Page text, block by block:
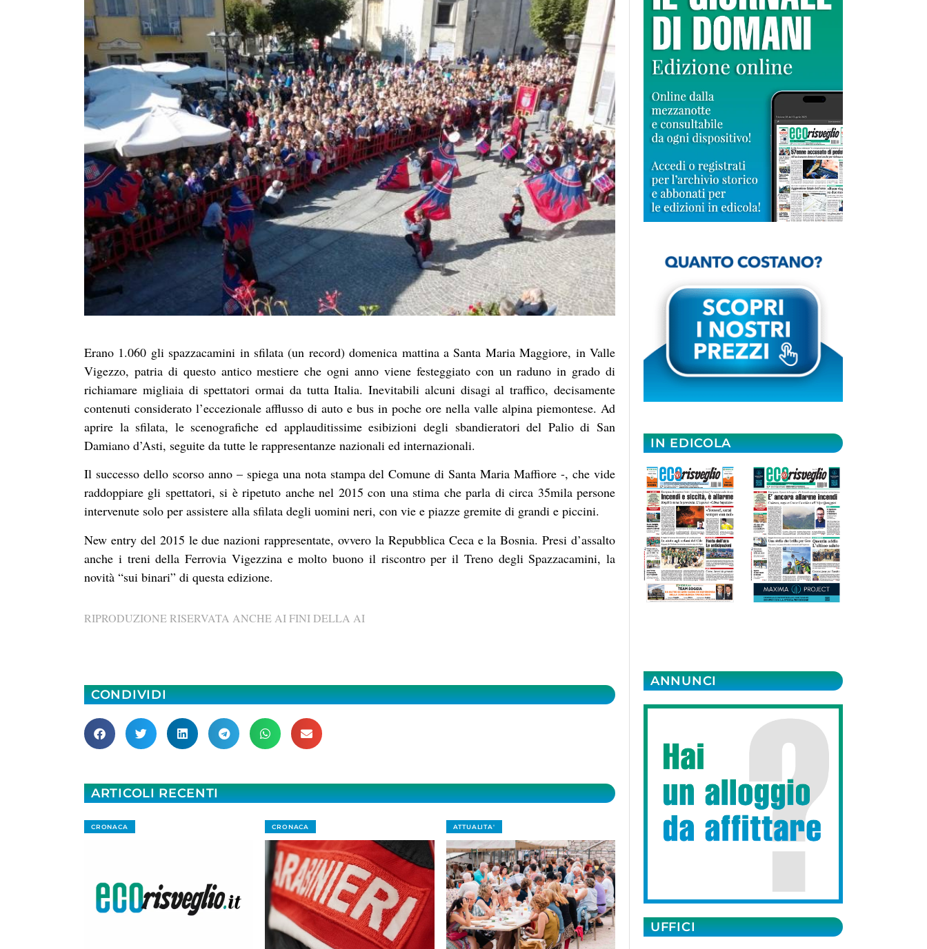
Erano 1.060 gli spazzacamini in sfilata (un record) domenica mattina a Santa Maria Maggiore, in Valle
Vigezzo, patria di questo antico mestiere che ogni anno viene festeggiato con un raduno in grado di
richiamare migliaia di spettatori ormai da tutta Italia. Inevitabili alcuni disagi al traffico, decisamente
contenuti considerato l’eccezionale afflusso di auto e bus in poche ore nella valle alpina piemontese. Ad
aprire la sfilata, le scenografiche ed applauditissime esibizioni degli sbandieratori del Palio di San
Damiano d’Asti, seguite da tutte le rappresentanze nazionali ed internazionali.
Il successo dello scorso anno – spiega una nota stampa del Comune di Santa Maria Maffiore -, che vide
raddoppiare gli spettatori, si è ripetuto anche nel 2015 con una stima che parla di circa 35mila persone
intervenute solo per assistere alla sfilata degli uomini neri, con vie e piazze gremite di grandi e piccini.
New entry del 2015 le due nazioni rappresentate, ovvero la Repubblica Ceca e la Bosnia. Presi d’assalto
anche i treni della Ferrovia Vigezzina e molto buono il riscontro per il Treno degli Spazzacamini, la
novità “sui binari” di questa edizione.
RIPRODUZIONE RISERVATA ANCHE AI FINI DELLA AI
CONDIVIDI
ARTICOLI RECENTI
CRONACA CRONACA ATTUALITA'
IN EDICOLA
ANNUNCI
UFFICI